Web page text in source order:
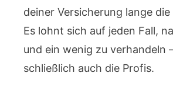
deiner Versicherung lange
Es lohnt sich auf jeden Fall,
und ein wenig zu verhandeln
schließlich auch die Profis.